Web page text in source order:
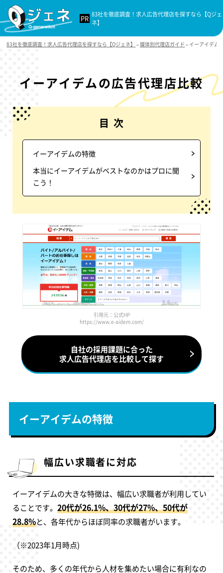
83社を徹底調査！求人広告代理店を探すなら【Qジェ
ネ】
83社を徹底調査！求人広告代理店を探すなら【Qジェネ】 »媒体別代理店ガイド » イーアイデム
イーアイデムの広告代理店比較
目 次
イーアイデムの特徴
本当にイーアイデムがベストなのかはプロに聞
こう！
引用元：公式HP
https://www.e-aidem.com/
自社の採用課題に合った
求人広告代理店を比較して探す
イーアイデムの特徴
幅広い求職者に対応
イーアイデムの大きな特徴は、幅広い求職者が利用してい
ることです。 20代が26.1%、30代が27%、50代が
28.8%と、各年代からほぼ同率の求職者がいます。
（※2023年1月時点)
そのため、多くの年代から人材を集めたい場合に有利なの